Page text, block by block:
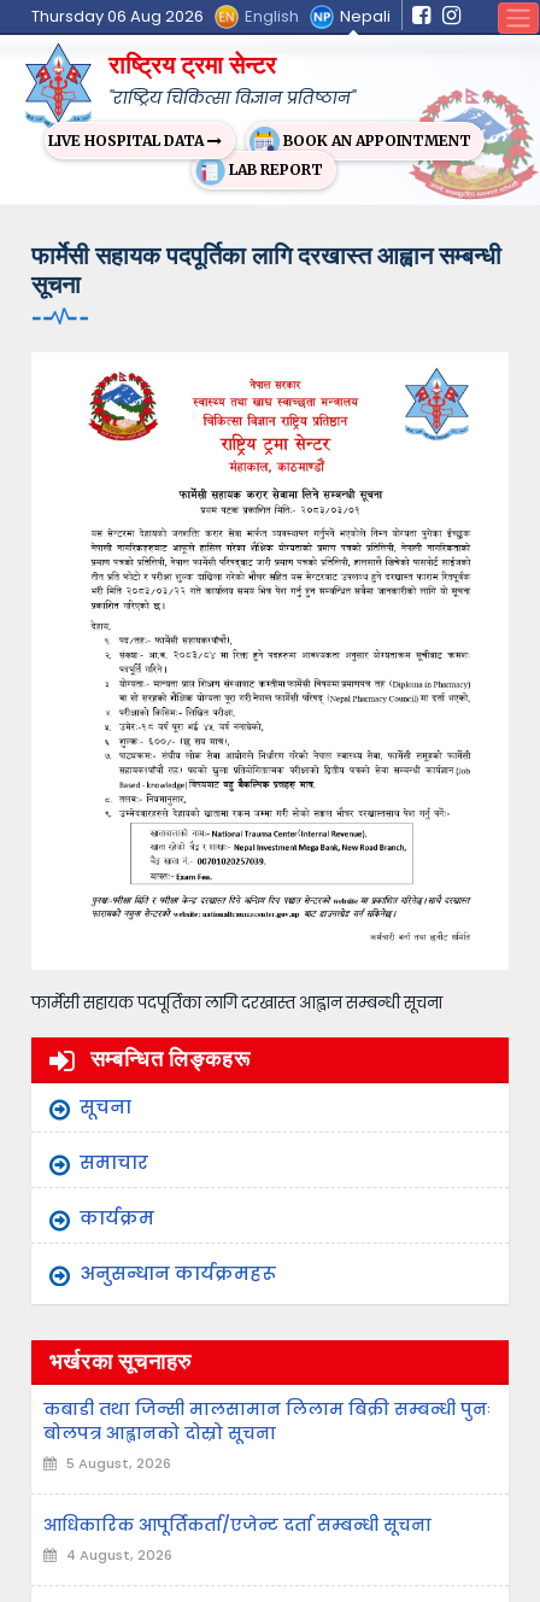
Thursday 06 Aug 2026 English Nepali
राष्ट्रिय ट्रमा सेन्टर
"राष्ट्रिय चिकित्सा विज्ञान प्रतिष्ठान"
LIVE HOSPITAL DATA
BOOK AN APPOINTMENT
LAB REPORT
फार्मेसी सहायक पदपूर्तिका लागि दरखास्त आह्वान सम्बन्धी
सूचना
फार्मेसी सहायक पदपूर्तिका लागि दरखास्त आह्वान सम्बन्धी सूचना
सम्बन्धित लिङ्कहरू
सूचना
समाचार
कार्यक्रम
अनुसन्धान कार्यक्रमहरू
भर्खरका सूचनाहरु
कबाडी तथा जिन्सी मालसामान लिलाम बिक्री सम्बन्धी पुनः
बोलपत्र आह्वानको दोस्रो सूचना
5 August, 2026
आधिकारिक आपूर्तिकर्ता/एजेन्ट दर्ता सम्बन्धी सूचना
4 August, 2026